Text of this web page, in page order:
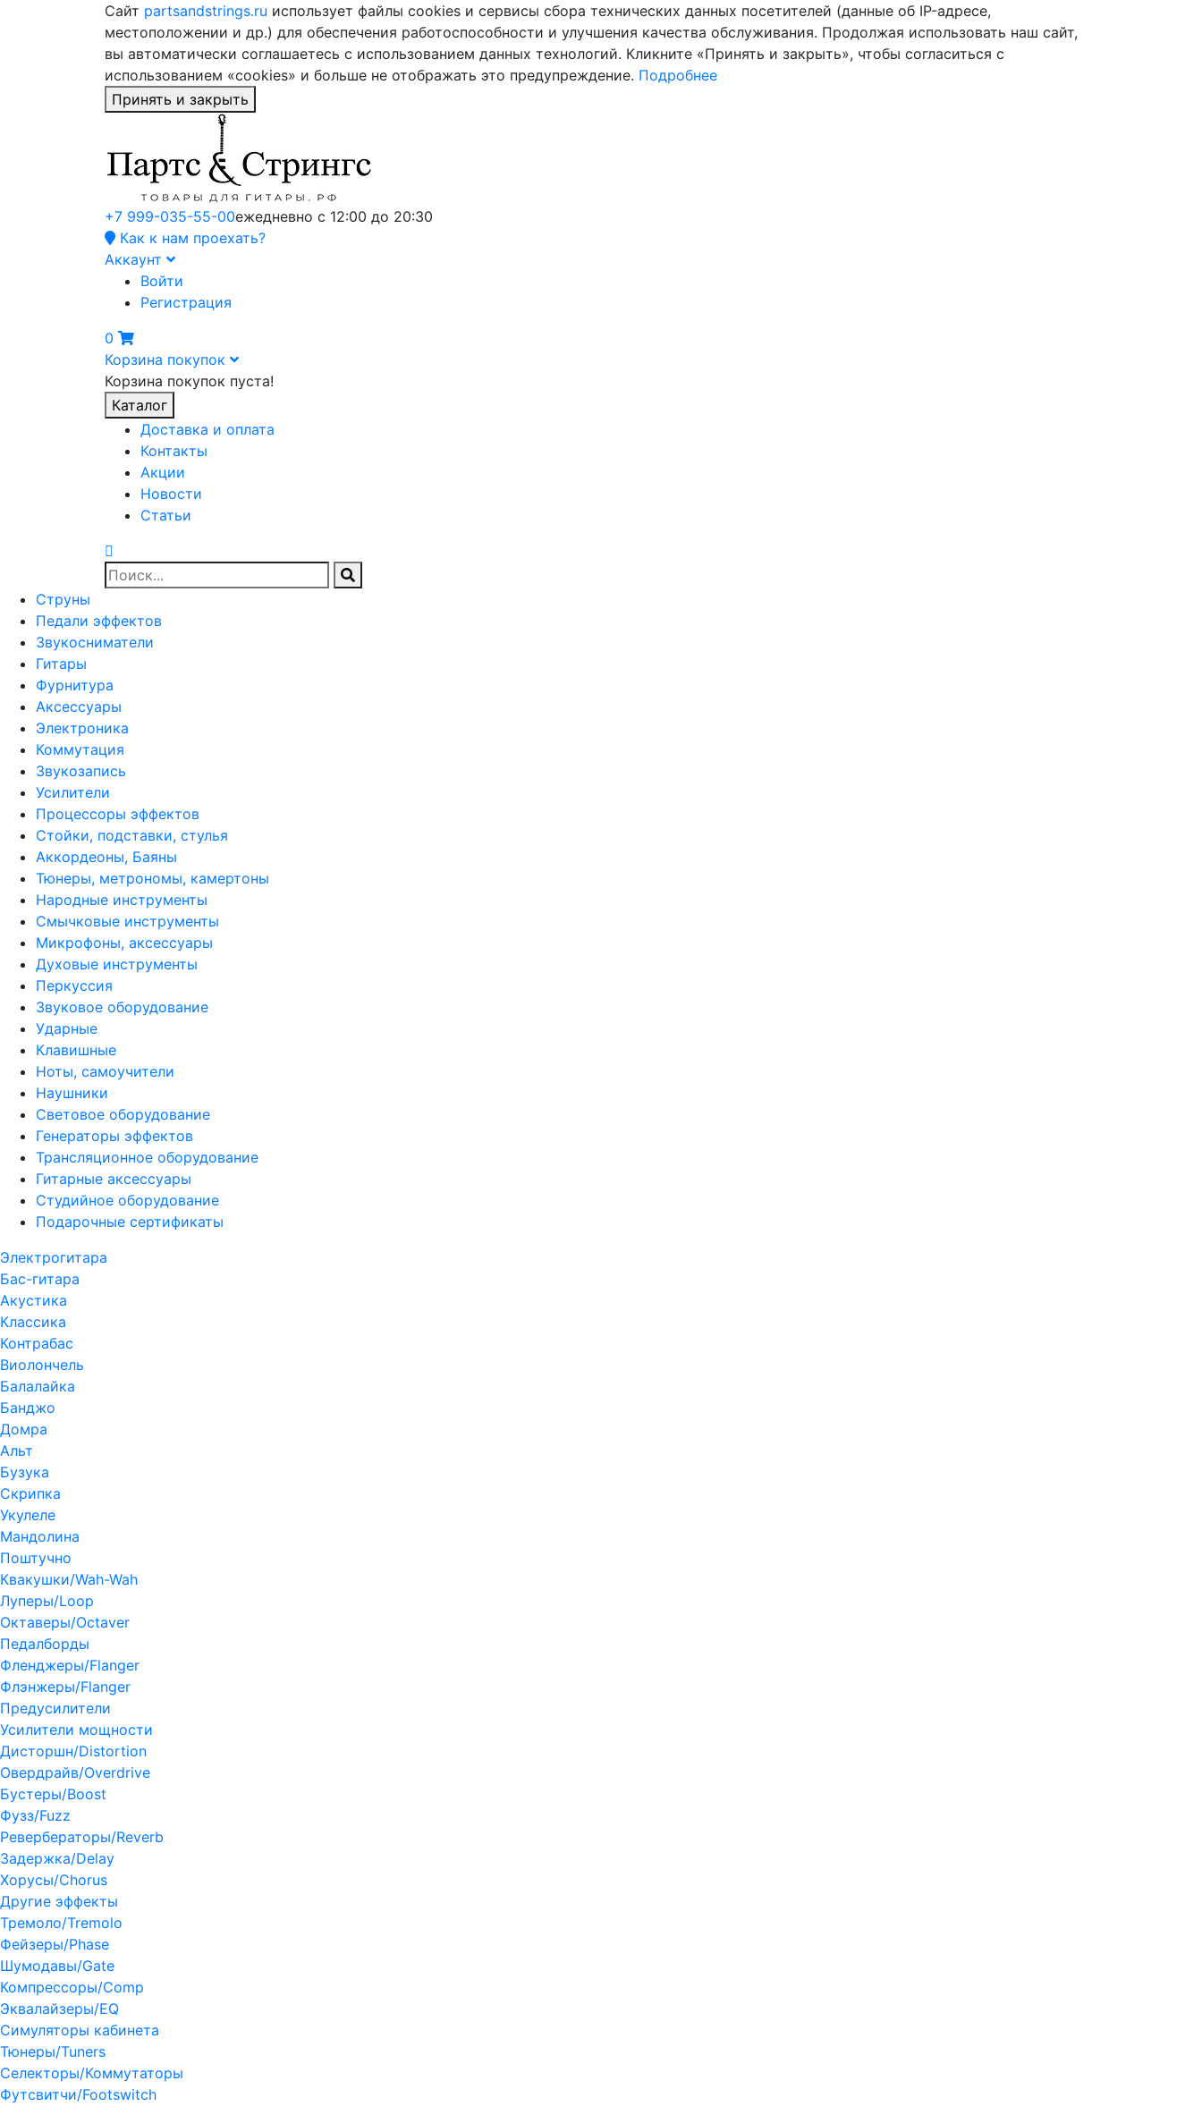
Сайт partsandstrings.ru использует файлы cookies и сервисы сбора технических данных посетителей (данные об IP-адресе,
местоположении и др.) для обеспечения работоспособности и улучшения качества обслуживания. Продолжая использовать наш сайт,
вы автоматически соглашаетесь с использованием данных технологий. Кликните «Принять и закрыть», чтобы согласиться с
использованием «cookies» и больше не отображать это предупреждение. Подробнее
Принять и закрыть
+7 999-035-55-00ежедневно с 12:00 до 20:30
Как к нам проехать?
Аккаунт
Войти
Регистрация
0
Корзина покупок
Корзина покупок пуста!
Каталог
Доставка и оплата
Контакты
Акции
Новости
Статьи
Струны
Педали эффектов
Звукосниматели
Гитары
Фурнитура
Аксессуары
Электроника
Коммутация
Звукозапись
Усилители
Процессоры эффектов
Стойки, подставки, стулья
Аккордеоны, Баяны
Тюнеры, метрономы, камертоны
Народные инструменты
Смычковые инструменты
Микрофоны, аксессуары
Духовые инструменты
Перкуссия
Звуковое оборудование
Ударные
Клавишные
Ноты, самоучители
Наушники
Световое оборудование
Генераторы эффектов
Трансляционное оборудование
Гитарные аксессуары
Студийное оборудование
Подарочные сертификаты
Электрогитара
Бас-гитара
Акустика
Классика
Контрабас
Виолончель
Балалайка
Банджо
Домра
Альт
Бузука
Скрипка
Укулеле
Мандолина
Поштучно
Квакушки/Wah-Wah
Луперы/Loop
Октаверы/Octaver
Педалборды
Фленджеры/Flanger
Флэнжеры/Flanger
Предусилители
Усилители мощности
Дисторшн/Distortion
Овердрайв/Overdrive
Бустеры/Boost
Фузз/Fuzz
Ревербераторы/Reverb
Задержка/Delay
Хорусы/Chorus
Другие эффекты
Тремоло/Tremolo
Фейзеры/Phase
Шумодавы/Gate
Компрессоры/Comp
Эквалайзеры/EQ
Симуляторы кабинета
Тюнеры/Tuners
Селекторы/Коммутаторы
Футсвитчи/Footswitch